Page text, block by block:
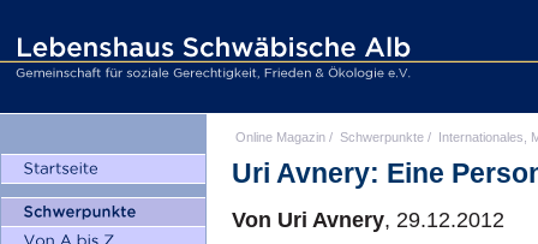
Online Magazin / Schwerpunkte / Internationales,
Uri Avnery: Eine
Von Uri Avnery, 29.12.2012